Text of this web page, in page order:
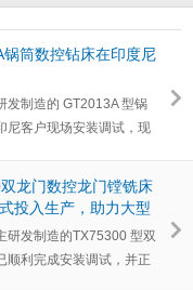
筒数控钻床在印度尼
发制造的 GT2013A 型锅
尼客户现场安装调试，现
龙门数控龙门镗铣床
投入生产，助力大型
研发制造的TX75300 型双
顺利完成安装调试，并正